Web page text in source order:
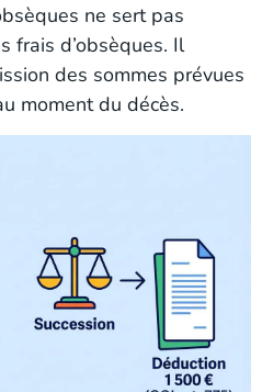
ne sert pas
frais d’obsèques. Il
des sommes prévues
moment du décès.